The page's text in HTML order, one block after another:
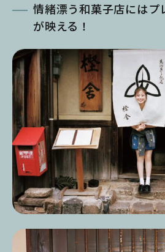
情緒漂う和菓子店にはプ
が映える！